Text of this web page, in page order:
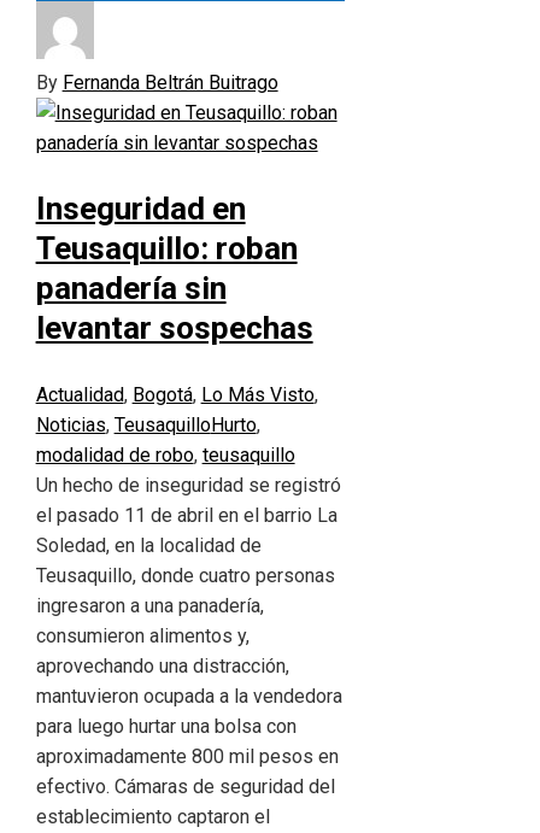
By Fernanda Beltrán Buitrago
Inseguridad en
Teusaquillo: roban
panadería sin
levantar sospechas
Actualidad, Bogotá, Lo Más Visto,
Noticias, TeusaquilloHurto,
modalidad de robo, teusaquillo
Un hecho de inseguridad se registró
el pasado 11 de abril en el barrio La
Soledad, en la localidad de
Teusaquillo, donde cuatro personas
ingresaron a una panadería,
consumieron alimentos y,
aprovechando una distracción,
mantuvieron ocupada a la vendedora
para luego hurtar una bolsa con
aproximadamente 800 mil pesos en
efectivo. Cámaras de seguridad del
establecimiento captaron el